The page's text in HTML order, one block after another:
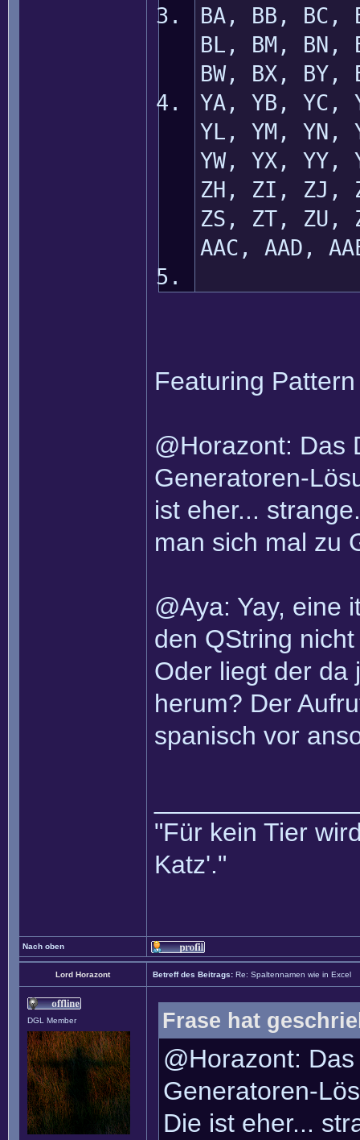
BA, BB, BC,
BL, BM, BN,
BW, BX, BY,
YA, YB, YC,
YL, YM, YN,
YW, YX,
ZH, ZI, ZJ,
ZS, ZT, ZU,
AAC, AAD,
Featuring
@Horazont: Das
Generatoren-
ist eher...
man sich mal zu
@Aya: Yay, eine
den QString
Oder liegt der da
herum? Der
spanisch vor
"Für kein Tier
Katz'."
Nach oben
Lord Horazont Betreff des Beitrags: Re: Spaltennamen wie in Excel
DGL Member Frase hat
@Horazont:
Generatoren-
Die ist eher...